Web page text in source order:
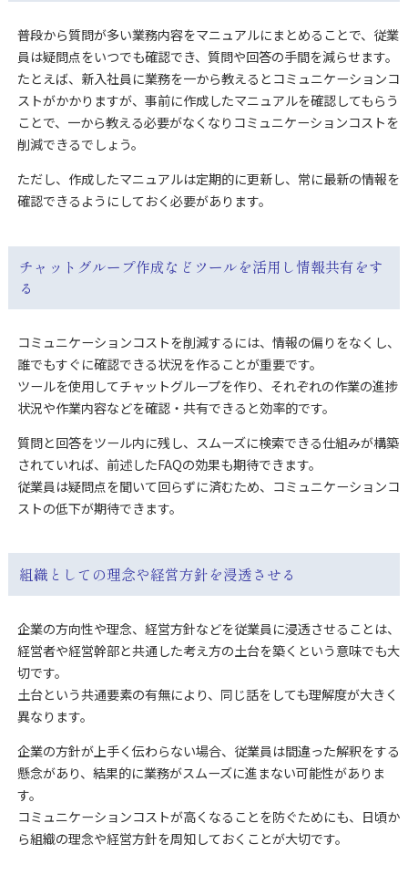
普段から質問が多い業務内容をマニュアルにまとめることで、従業
員は疑問点をいつでも確認でき、質問や回答の手間を減らせます。
たとえば、新入社員に業務を一から教えるとコミュニケーションコ
ストがかかりますが、事前に作成したマニュアルを確認してもらう
ことで、一から教える必要がなくなりコミュニケーションコストを
削減できるでしょう。
ただし、作成したマニュアルは定期的に更新し、常に最新の情報を
確認できるようにしておく必要があります。
チャットグループ作成などツールを活用し情報共有をす
る
コミュニケーションコストを削減するには、情報の偏りをなくし、
誰でもすぐに確認できる状況を作ることが重要です。
ツールを使用してチャットグループを作り、それぞれの作業の進捗
状況や作業内容などを確認・共有できると効率的です。
質問と回答をツール内に残し、スムーズに検索できる仕組みが構築
されていれば、前述したFAQの効果も期待できます。
従業員は疑問点を聞いて回らずに済むため、コミュニケーションコ
ストの低下が期待できます。
組織としての理念や経営方針を浸透させる
企業の方向性や理念、経営方針などを従業員に浸透させることは、
経営者や経営幹部と共通した考え方の土台を築くという意味でも大
切です。
土台という共通要素の有無により、同じ話をしても理解度が大きく
異なります。
企業の方針が上手く伝わらない場合、従業員は間違った解釈をする
懸念があり、結果的に業務がスムーズに進まない可能性がありま
す。
コミュニケーションコストが高くなることを防ぐためにも、日頃か
ら組織の理念や経営方針を周知しておくことが大切です。